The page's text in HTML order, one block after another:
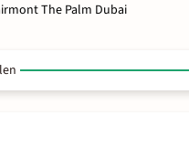
The Palm Dubai